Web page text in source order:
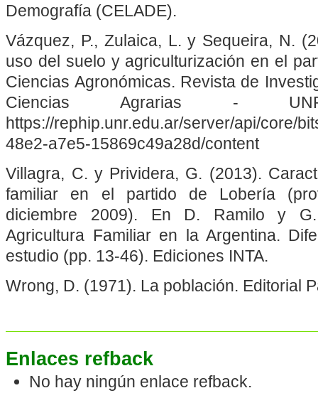
Demografía (CELADE).
Vázquez, P., Zulaica, L. y Sequeira, N.
uso del suelo y agriculturización en el
Ciencias Agronómicas. Revista de
Ciencias Agrarias -
https://rephip.unr.edu.ar/server/api/core/
48e2-a7e5-15869c49a28d/content
Villagra, C. y Prividera, G. (2013).
familiar en el partido de Lobería
diciembre 2009). En D. Ramilo y
Agricultura Familiar en la Argentina.
estudio (pp. 13-46). Ediciones INTA.
Wrong, D. (1971). La población. Editorial
Enlaces refback
No hay ningún enlace refback.